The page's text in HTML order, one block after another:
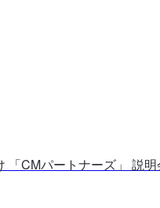
「CMパートナーズ」 説